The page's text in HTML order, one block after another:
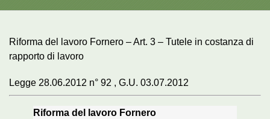
Riforma del lavoro Fornero – Art. 3 – Tutele in costanza di
rapporto di lavoro
Legge 28.06.2012 n° 92 , G.U. 03.07.2012
Riforma del lavoro Fornero